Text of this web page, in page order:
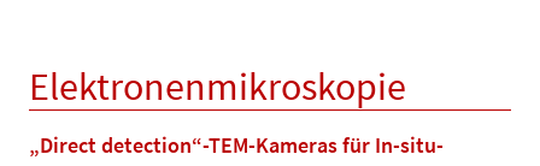
Elektronenmikroskopie
„Direct detection“-TEM-Kameras für In-situ-